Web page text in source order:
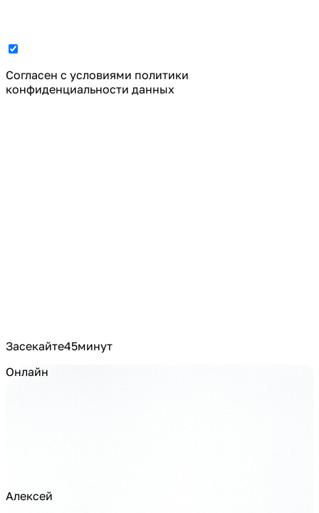
Cогласен с условиями политики
конфиденциальности данных
Засекайте45минут
Онлайн
Алексей